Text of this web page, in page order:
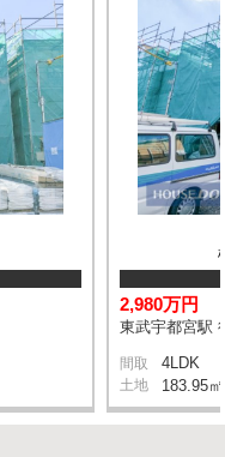
2,980万円
東武宇都宮駅
間取 4LDK
土地 183.95㎡